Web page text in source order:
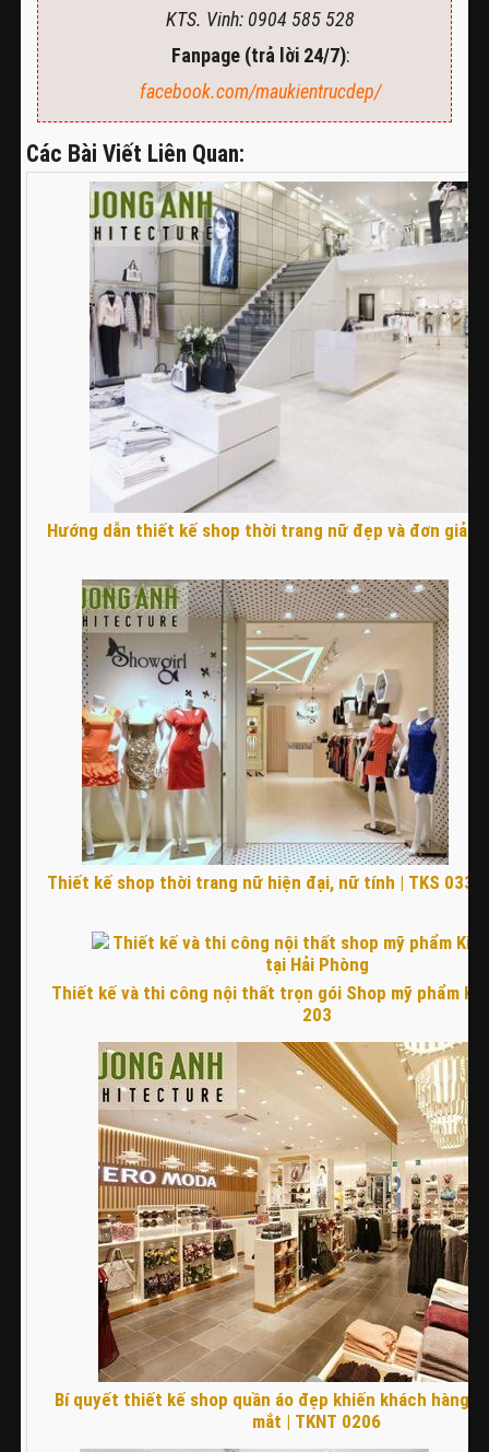
KTS. Vinh: 0904 585 528
Fanpage (trả lời 24/7):
facebook.com/maukientrucdep/
Các Bài Viết Liên Quan:
Hướng dẫn thiết kế shop thời trang nữ đẹp và đơn giản |
Thiết kế shop thời trang nữ hiện đại, nữ tính | TKS 0332
Thiết kế và thi công nội thất trọn gói Shop mỹ phẩm
203
Bí quyết thiết kế shop quần áo đẹp khiến khách hàng
mắt | TKNT 0206